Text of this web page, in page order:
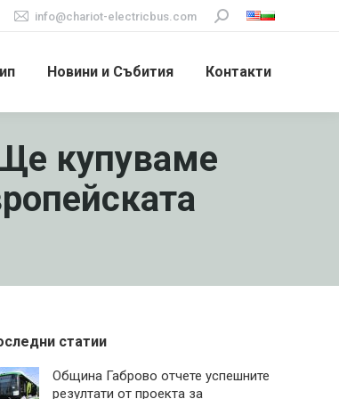
info@chariot-electricbus.com Search:
Новини и Събития Контакти
купуваме
статии
Община Габрово отчете успешните
резултати от проекта за